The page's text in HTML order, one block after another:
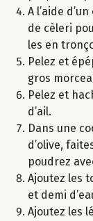
A l’aide
de cèleri
les en
Pelez et
gros
Pelez et
d’ail.
Dans une
d’olive,
poudrez
Ajoutez les
et demi
Ajoutez les